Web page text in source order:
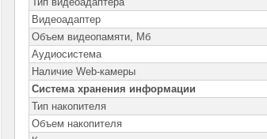
Видеоадаптер
Объем видеопамяти, Мб
Аудиосистема
Наличие Web-камеры
Система хранения информации
Тип накопителя
Объем накопителя